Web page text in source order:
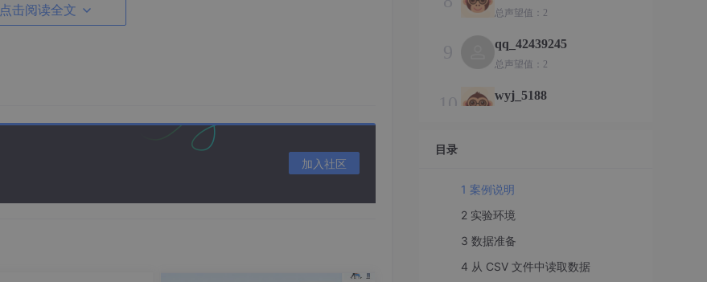
点击阅读全文
加入社区
总声望值：2
qq_42439245
总声望值：2
wyj_5188
11
xiaobao131726
总声望值：2
lmdheart
总声望值：2
目录
1 案例说明
2 实验环境
3 数据准备
4 从 CSV 文件中读取数据